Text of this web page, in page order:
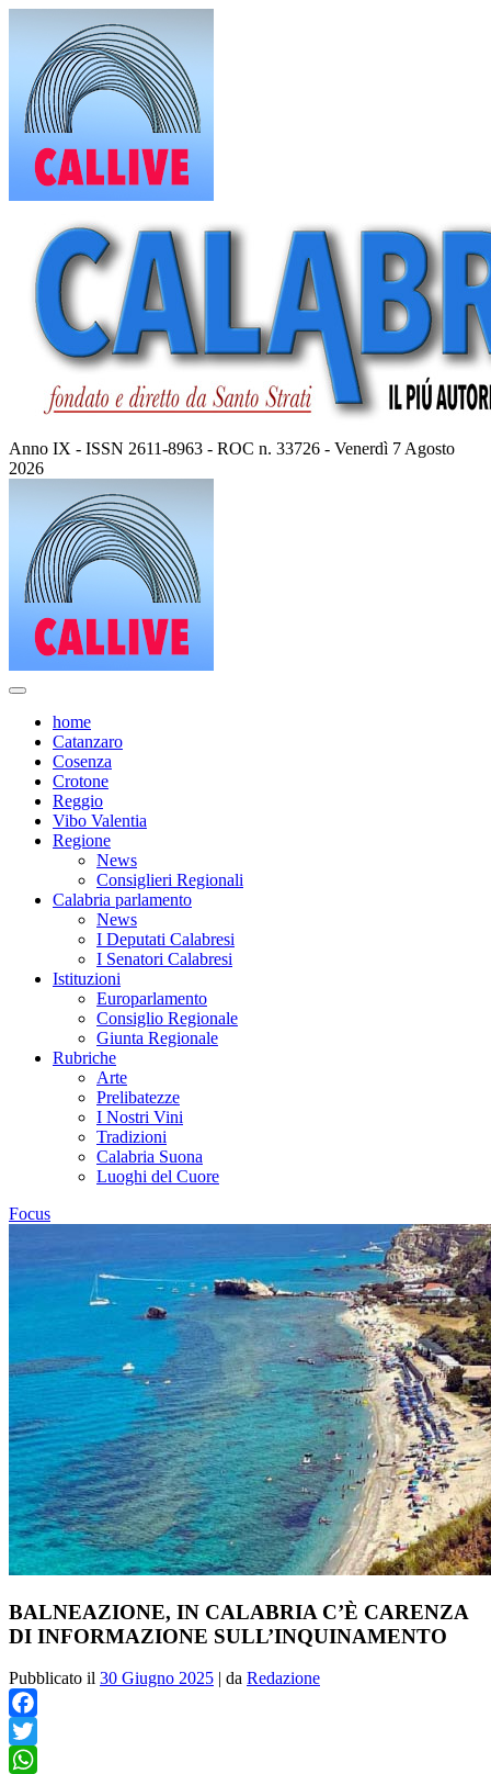
contenuto
Anno IX - ISSN 2611-8963 - ROC n. 33726 - Venerdì 7 Agosto
2026
home
Catanzaro
Cosenza
Crotone
Reggio
Vibo Valentia
Regione
News
Consiglieri Regionali
Calabria parlamento
News
I Deputati Calabresi
I Senatori Calabresi
Istituzioni
Europarlamento
Consiglio Regionale
Giunta Regionale
Rubriche
Arte
Prelibatezze
I Nostri Vini
Tradizioni
Calabria Suona
Luoghi del Cuore
Focus
BALNEAZIONE, IN CALABRIA C’È CARENZA
DI INFORMAZIONE SULL’INQUINAMENTO
Pubblicato il 30 Giugno 2025 | da Redazione
Facebook
Twitter